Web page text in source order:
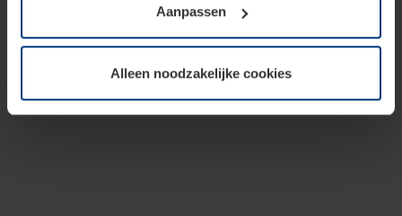
soorten cookies is uw toestemming benodigd. Uw
toestemming kunt u op elk moment bij de uitleg van de
wijzigen of herroepen.
Aanpassen
Alleen noodzakelijke cookies